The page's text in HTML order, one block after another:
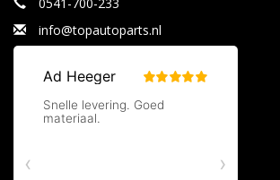
info@topautoparts.nl